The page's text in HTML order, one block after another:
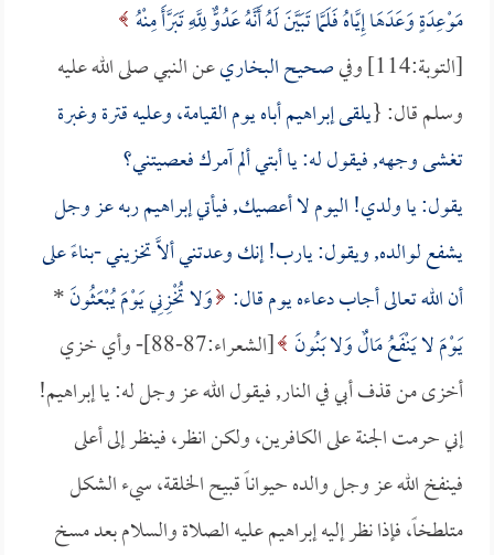
مَوْعِدَةٍ وَعَدَهَا إِيَّاهُ فَلَمَّا تَبَيَّنَ لَهُ أَنَّهُ عَدُوٌّ لِلَّهِ تَبَرَّأَ مِنْهُ
[التوبة:114] وفي
صحيح البخاريعن النبي صلى الله عليه
وسلم قال: {يلقى إبراهيم أباه يوم القيامة، وعليه قترة وغبرة
تغشى وجهه, فيقول له: يا أبتي ألم آمرك فعصيتني؟
يقول: يا ولدي! اليوم لا أعصيك, فيأتي إبراهيم ربه عز وجل
يشفع لوالده, ويقول: يارب! إنك وعدتني ألاَّ تخزيني -بناءً على
أن الله تعالى أجاب دعاءه يوم قال: وَلا تُخْزِنِي يَوْمَ يُبْعَثُونَ*
يَوْمَ لا يَنْفَعُ مَالٌ وَلا بَنُونَ
[الشعراء:87-88]- وأي خزي
أخزى من قذف أبي في النار, فيقول الله عز وجل له: يا إبراهيم!
إني حرمت الجنة على الكافرين، ولكن انظر، فينظر إلى أعلى
فينفخ الله عز وجل والده حيواناً قبيح الخلقة، سيء الشكل
متلطخاً، فإذا نظر إليه إبراهيم عليه الصلاة والسلام بعد مسخ